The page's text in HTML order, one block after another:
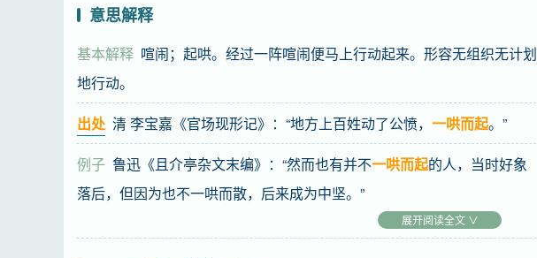
意思解释
基本解释 喧闹；起哄。经过一阵喧闹便马上行动起来。形容无组织无计划
地行动。
出处 清 李宝嘉《官场现形记》：“地方上百姓动了公愤， 一哄而起。”
例子 鲁迅《且介亭杂文末编》：“然而也有并不一哄而起的人，当时好象
落后，但因为也不一哄而散，后来成为中坚。”
展开阅读全文 ∨